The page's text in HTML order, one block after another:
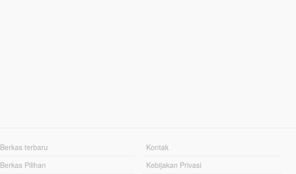
Berkas terbaru
Berkas Pilihan
Kontak
Kebijakan Privasi